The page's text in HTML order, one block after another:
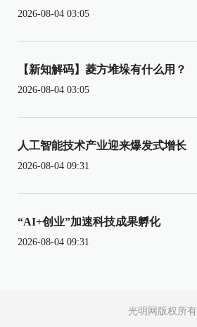
2026-08-04 03:05
【新知解码】菱方堆垛有什么用？
2026-08-04 03:05
人工智能技术产业迎来爆发式增长
2026-08-04 09:31
“AI+创业”加速科技成果孵化
2026-08-04 09:31
光明网版权所有